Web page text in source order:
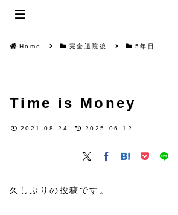
Home 完全退院後 5年目
Time is Money
2021.08.24 2025.06.12
久しぶりの投稿です。